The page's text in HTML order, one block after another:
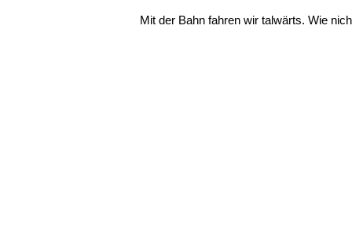
Mit der Bahn fahren wir talwärts. Wie